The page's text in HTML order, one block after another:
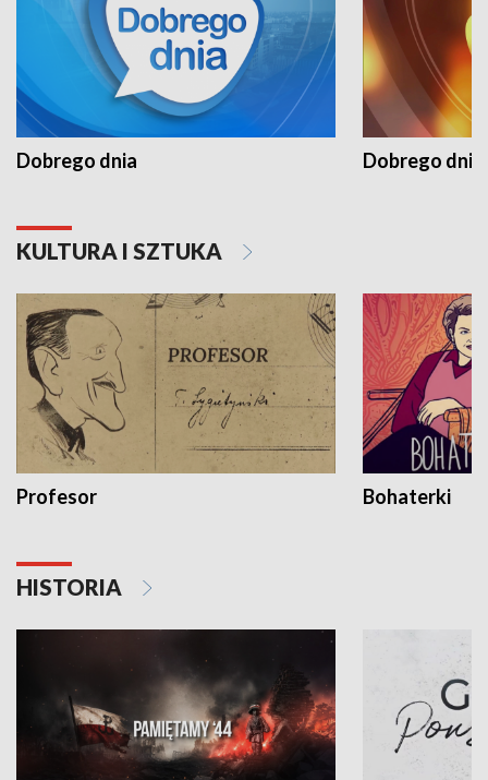
Dobrego dnia Dobrego dnia
KULTURA I SZTUKA
Profesor Bohaterki
HISTORIA